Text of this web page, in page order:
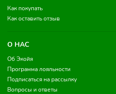
Как покупать
Как оставить отзыв
О НАС
Об Экойя
Программа лояльности
Подписаться на рассылку
Вопросы и ответы